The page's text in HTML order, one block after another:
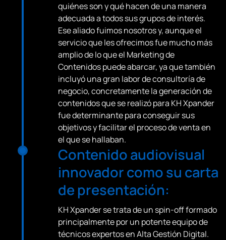
quiénes son y qué hacen de una manera
adecuada a todos sus grupos de interés.
Ese aliado fuimos nosotros y, aunque el
servicio que les ofrecimos fue mucho más
amplio de lo que el Marketing de
Contenidos puede abarcar, ya que también
incluyó una gran labor de consultoría de
negocio, concretamente la generación de
contenidos que se realizó para KH Xpander
fue determinante para conseguir sus
objetivos y facilitar el proceso de venta en
el que se hallaban.
Contenido audiovisual
innovador como su carta
de presentación:
KH Xpander se trata de un spin-off formado
principalmente por un potente equipo de
técnicos expertos en Alta Gestión Digital.